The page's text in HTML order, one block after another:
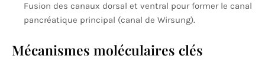
Fusion des canaux dorsal et ventral pour former le canal
pancréatique principal (canal de Wirsung).
Mécanismes moléculaires clés